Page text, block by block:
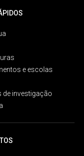
e escolas
de investigação